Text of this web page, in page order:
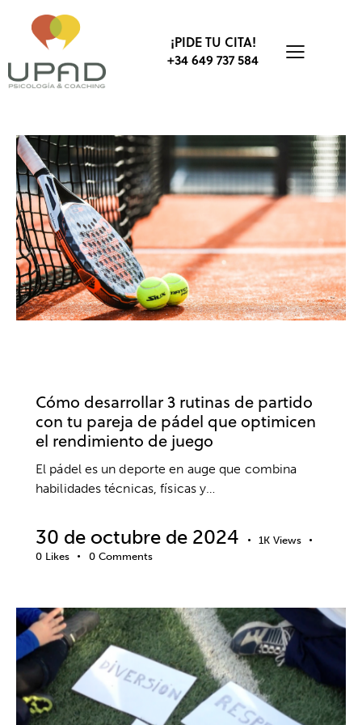
¡PIDE TU CITA!
+34 649 737 584
Cómo desarrollar 3 rutinas de partido
con tu pareja de pádel que optimicen
el rendimiento de juego
El pádel es un deporte en auge que combina
habilidades técnicas, físicas y…
30 de octubre de 2024 1K Views
0 Likes 0 Comments